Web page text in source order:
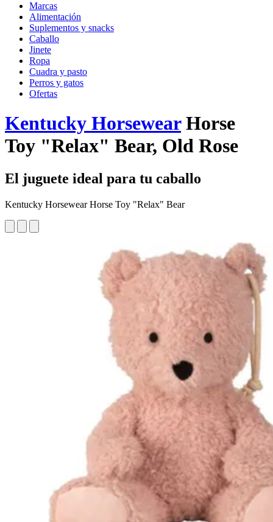
Marcas
Alimentación
Suplementos y snacks
Caballo
Jinete
Ropa
Cuadra y pasto
Perros y gatos
Ofertas
Kentucky HorsewearHorse
Toy "Relax" Bear, Old Rose
El juguete ideal para tu caballo
Kentucky Horsewear Horse Toy "Relax" Bear